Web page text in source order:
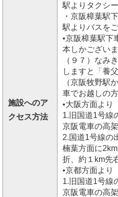
施設へのア
クセス方法
駅よりタクシ
・京阪樟葉駅
駅よりバスを
•京阪樟葉駅下
本しかござい
（９７）なみ
しますと「養
（京阪牧野駅
車でお越しの
•大阪方面より
1.旧国道1号線
京阪電車の高
2.国道1号線の
楠葉方面に
折、約１km先
•京都方面より
1.旧国道1号線
京阪電車の高